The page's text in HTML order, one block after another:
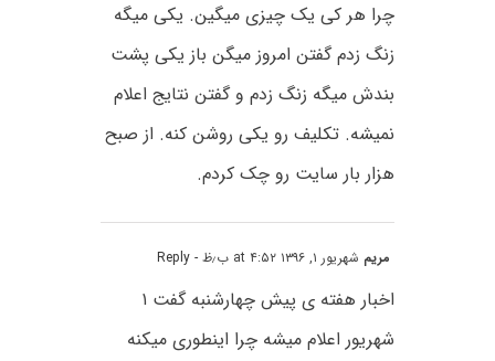
چرا هر کی یک چیزی میگین. یکی میگه
زنگ زدم گفتن امروز میگن باز یکی پشت
بندش میگه زنگ زدم و گفتن نتایج اعلام
نمیشه. تکلیف رو یکی روشن کنه. از صبح
هزار بار سایت رو چک کردم.
مریم شهریور ۱, ۱۳۹۶ at ۴:۵۲ ب٫ظ - Reply
اخبار هفته ی پیش چهارشنبه گفت ۱
شهریور اعلام میشه چرا اینطوری میکنه